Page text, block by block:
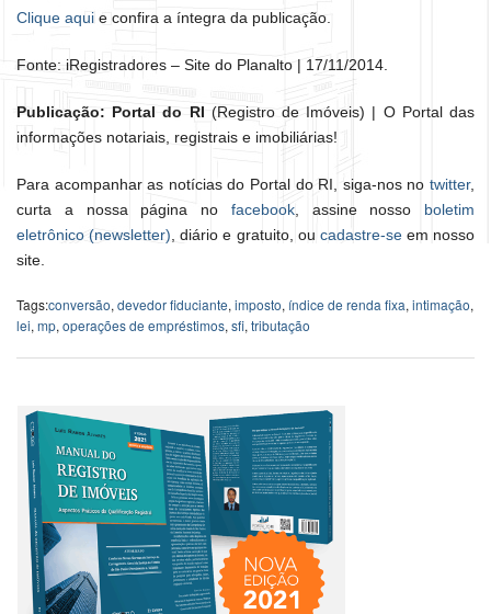
Clique aqui e confira a íntegra da publicação.
Fonte: iRegistradores – Site do Planalto | 17/11/2014.
Publicação: Portal do RI (Registro de Imóveis) | O Portal das
informações notariais, registrais e imobiliárias!
Para acompanhar as notícias do Portal do RI, siga-nos no twitter,
curta a nossa página no facebook, assine nosso boletim
eletrônico (newsletter) , diário e gratuito, ou cadastre-seem nosso
site.
Tags:conversão, devedor fiduciante, imposto, índice de renda fixa, intimação,
lei, mp, operações de empréstimos, sfi, tributação